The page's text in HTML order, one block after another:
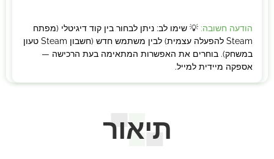
הודעה חשובה: 💡 שימו לב: ניתן לבחור בין קוד דיגיטלי (מפתח
Steam להפעלה עצמית) לבין משתמש חדש (חשבון Steam טעון
במשחק). בוחרים את האפשרות המתאימה בעת הרכישה —
אספקה מיידית למייל.
תיאור